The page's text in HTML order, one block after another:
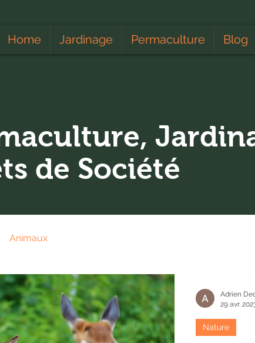
Home Jardinage Permaculture Blog
de Société
Animaux
Fruits et Légumes Recettes
Nature Océan Permaculture Pisciculture
Nature
Adrien
29 avr.